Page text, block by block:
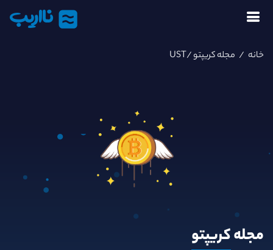
نااریب
خانه / مجله کریپتو/UST
مجلهکریپتو